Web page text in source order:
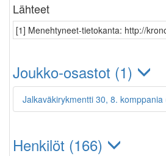
Lähteet
[1] Menehtyneet-tietokanta: http://
Joukko-osastot (1)
Jalkaväkirykmentti 30, 8. komppania
Henkilöt (166)